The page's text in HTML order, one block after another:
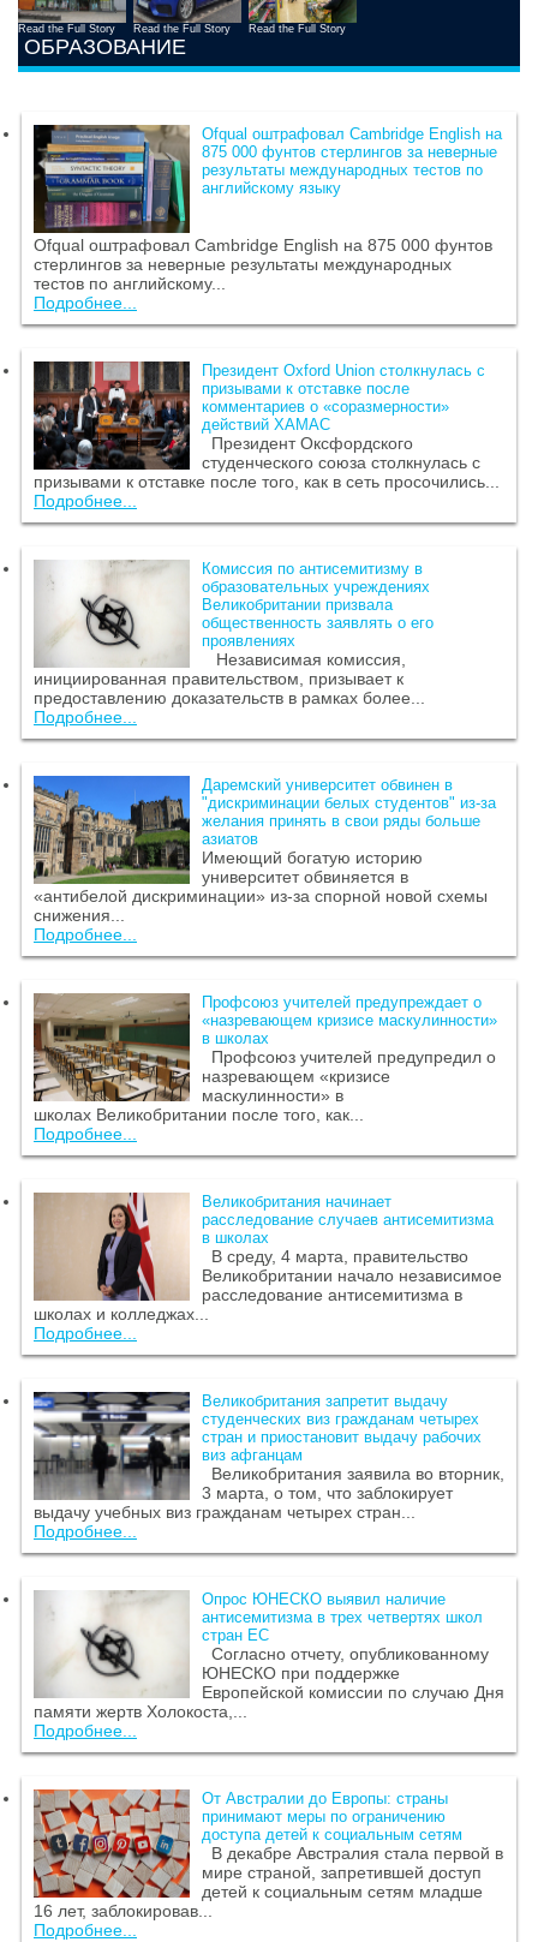
Read the Full Story Read the Full Story Read the Full Story
ОБРАЗОВАНИЕ
Ofqual оштрафовал Cambridge English на
875 000 фунтов стерлингов за неверные
результаты международных тестов по
английскому языку
Ofqual оштрафовал Cambridge English на 875 000 фунтов
стерлингов за неверные результаты международных
тестов по английскому...
Подробнее...
Президент Oxford Union столкнулась с
призывами к отставке после
комментариев о «соразмерности»
действий ХАМАС
Президент Оксфордского
студенческого союза столкнулась с
призывами к отставке после того, как в сеть просочились...
Подробнее...
Комиссия по антисемитизму в
образовательных учреждениях
Великобритании призвала
общественность заявлять о его
проявлениях
Независимая комиссия,
инициированная правительством, призывает к
предоставлению доказательств в рамках более...
Подробнее...
Даремский университет обвинен в
"дискриминации белых студентов" из-за
желания принять в свои ряды больше
азиатов
Имеющий богатую историю
университет обвиняется в
«антибелой дискриминации» из-за спорной новой схемы
снижения...
Подробнее...
Профсоюз учителей предупреждает о
«назревающем кризисе маскулинности»
в школах
Профсоюз учителей предупредил о
назревающем «кризисе
маскулинности» в
школах Великобритании после того, как...
Подробнее...
Великобритания начинает
расследование случаев антисемитизма
в школах
В среду, 4 марта, правительство
Великобритании начало независимое
расследование антисемитизма в
школах и колледжах...
Подробнее...
Великобритания запретит выдачу
студенческих виз гражданам четырех
стран и приостановит выдачу рабочих
виз афганцам
Великобритания заявила во вторник,
3 марта, о том, что заблокирует
выдачу учебных виз гражданам четырех стран...
Подробнее...
Опрос ЮНЕСКО выявил наличие
антисемитизма в трех четвертях школ
стран ЕС
Согласно отчету, опубликованному
ЮНЕСКО при поддержке
Европейской комиссии по случаю Дня
памяти жертв Холокоста,...
Подробнее...
От Австралии до Европы: страны
принимают меры по ограничению
доступа детей к социальным сетям
В декабре Австралия стала первой в
мире страной, запретившей доступ
детей к социальным сетям младше
16 лет, заблокировав...
Подробнее...